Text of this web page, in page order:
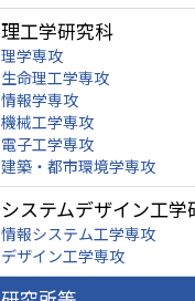
理工学研究科
理学専攻
生命理工学専攻
情報学専攻
機械工学専攻
電子工学専攻
建築・都市環境学専攻
システムデザイン工学
情報システム工学専攻
デザイン工学専攻